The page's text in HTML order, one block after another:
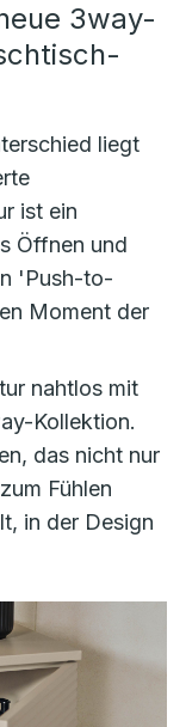
3way-
liegt
ist ein
Öffnen und
'Push-to-
Moment der
nahtlos mit
Kollektion.
das nicht nur
Fühlen
in der Design